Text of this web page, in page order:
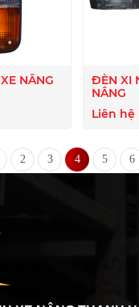
NÂNG
ĐÈN XI
NÂNG
Liên hệ
2 3 4 5 6